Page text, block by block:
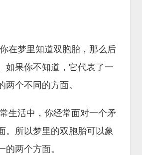
在梦里知道双胞胎，那么后
如果你不知道，它代表了一
两个不同的方面。
生活中，你经常面对一个矛
。所以梦里的双胞胎可以象
的两个方面。